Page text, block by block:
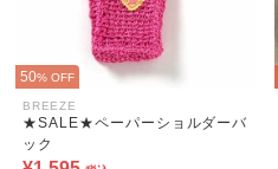
50% OFF
BREEZE
★SALE★ペーパーショルダーバ
ック